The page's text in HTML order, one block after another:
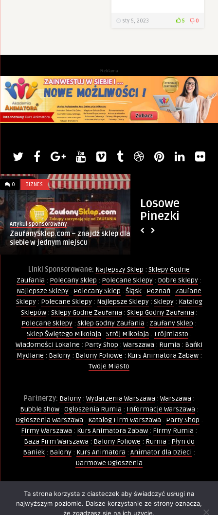
sty 5, 2023 5 0
Reklama
Losowe
Pinezki
0 BIZNES
Artykul sponsorowany
ZaufanySklep.com – znajdź sklep dla
siebie w jednym miejscu
Linki Sponsorowane: Najlepszy Sklep : Sklepy Godne
Zaufania : Polecany Sklep : Polecane Sklepy : Dobre Sklepy :
Najlepsze Sklepy : Polecany Sklep : Śląsk : Poznań : Zaufane
Sklepy: Polecane Sklepy: Najlepsze Sklepy: Sklepy: Katalog
Sklepów: Sklepy Godne Zaufania : Sklep Godny Zaufania :
Polecane Sklepy : Sklep Godny Zaufania : Zaufany Sklep :
Sklep Świętego Mikołaja : Strój Mikołaja : Trójmiasto :
Wiadomości Lokalne : Party Shop : Warszawa : Rumia : Bańki
Mydlane : Balony: Balony Foliowe : Kurs Animatora Zabaw:
Twoje Miasto
Partnerzy: Balony: Wydarzenia Warszawa : Warszawa :
Bubble Show: Ogłoszenia Rumia : Informacje Warszawa :
Ogłoszenia Warszawa : Katalog Firm Warszawa : Party Shop :
Firmy Warszawa : Kurs Animatora Zabaw : Firmy Rumia :
Baza Firm Warszawa : Balony Foliowe : Rumia : Płyn do
Baniek : Balony : Kurs Animatora : Animator dla Dzieci :
Darmowe Ogłoszenia
Wszelkie Prawa Zastrzeżone - Kopiowanie, powielanie i
wykorzystywanie treści, zdjęć, grafik jest zabronione -
Ta strona korzysta z ciasteczek aby świadczyć usługi na
najwyższym poziomie. Dalsze korzystanie ze strony oznacza,
że zgadzasz się na ich użycie.